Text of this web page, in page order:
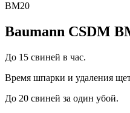
Baumann CSDM
До 15 свиней в час.
Время шпарки и удаления
До 20 свиней за один убой.